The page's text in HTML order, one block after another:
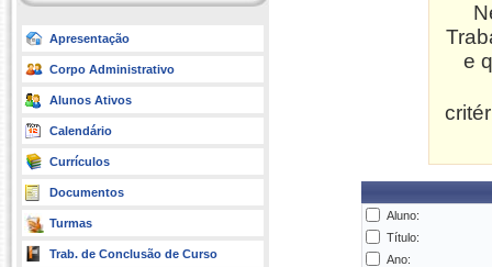
Apresentação
Corpo Administrativo
Alunos Ativos
Calendário
Currículos
Documentos
Turmas
Trab. de Conclusão de Curso
e
Aluno:
Título:
Ano: